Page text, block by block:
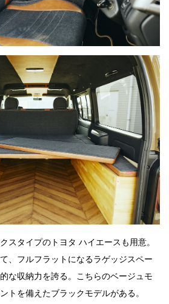
スタイプのトヨタ ハイエースも用意。
、フルフラットになるラゲッジスペー
な収納力を誇る。こちらのベージュモ
トを備えたブラックモデルがある。